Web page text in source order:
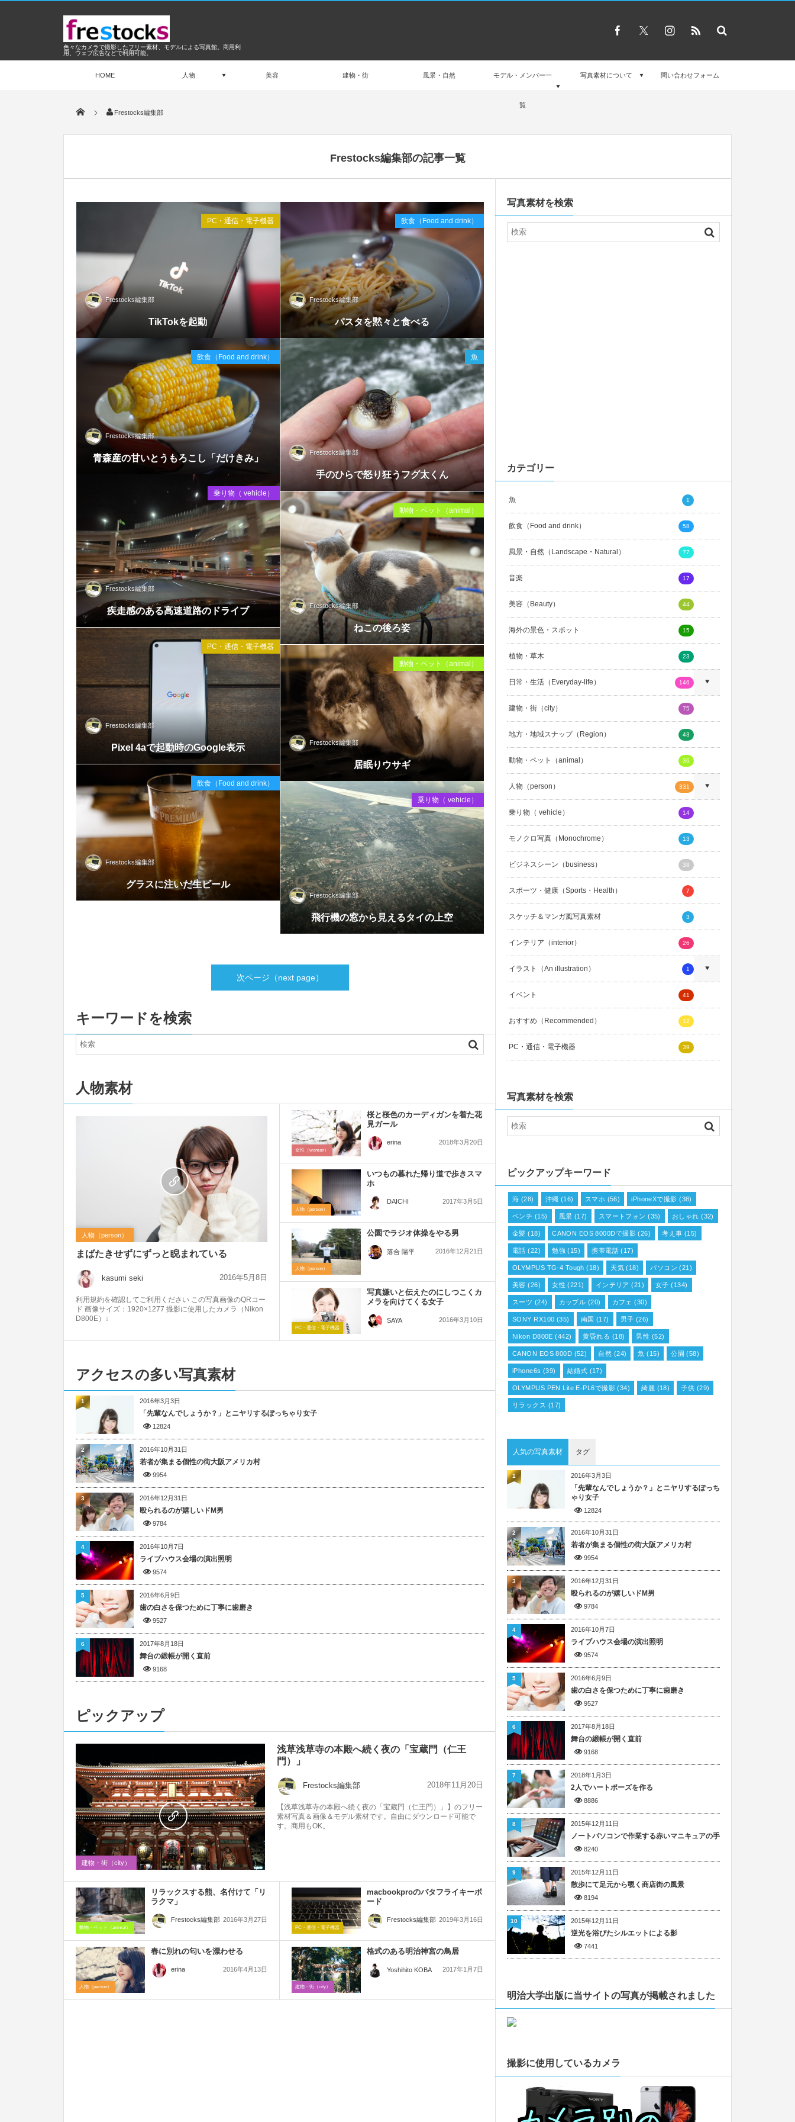
色々なカメラで撮影したフリー素材、モデルによる写真館。商用利
用、ウェブ広告などで利用可能。
HOME 人物 美容 建物・街 風景・自然 モデル・メンバー一
覧
写真素材について 問い合わせフォーム
Frestocks編集部
Frestocks編集部の記事一覧
Frestocks編集部
TikTokを起動
Feb
PC・通信・電子機器
Frestocks編集部
パスタを黙々と食べる
Oct
飲食（Food and drink）
Frestocks編集部
青森産の甘いとうもろこし「だけきみ」
飲食（Food and drink）
Frestocks編集部
手のひらで怒り狂うフグ太くん
Sep
2020
魚
Frestocks編集部
疾走感のある高速道路のドライブ
Sep
2020
乗り物（ vehicle）
Frestocks編集部
ねこの後ろ姿
Sep
2020
動物・ペット（animal）
Frestocks編集部
Pixel 4aで起動時のGoogle表示
Sep
2020
PC・通信・電子機器
Frestocks編集部
居眠りウサギ
Sep
2020
動物・ペット（animal）
Frestocks編集部
グラスに注いだ生ビール
Sep
2020
飲食（Food and drink）
Frestocks編集部
飛行機の窓から見えるタイの上空
Nov
2019
乗り物（ vehicle）
次ページ（next page）
キーワードを検索
人物素材
人物（person）
まばたきせずにずっと睨まれている
kasumi seki 2016年5月8日
利用規約を確認してご利用ください この写真画像のQRコー
ド 画像サイズ：1920×1277 撮影に使用したカメラ（Nikon
D800E）↓
女性（woman）
桜と桜色のカーディガンを着た花
見ガール
erina 2018年3月20日
人物（person）
いつもの暮れた帰り道で歩きスマ
ホ
DAICHI 2017年3月5日
人物（person）
公園でラジオ体操をやる男
落合 陽平 2016年12月21日
PC・通信・電子機器
写真嫌いと伝えたのにしつこくカ
メラを向けてくる女子
SAYA 2016年3月10日
アクセスの多い写真素材
2016年3月3日
「先輩なんでしょうか？」とニヤリするぽっちゃり女子
12824
1
2016年10月31日
若者が集まる個性の街大阪アメリカ村
9954
2
2016年12月31日
殴られるのが嬉しいドM男
9784
3
2016年10月7日
ライブハウス会場の演出照明
9574
4
2016年6月9日
歯の白さを保つために丁寧に歯磨き
9527
5
2017年8月18日
舞台の緞帳が開く直前
9168
6
ピックアップ
建物・街（city）
浅草浅草寺の本殿へ続く夜の「宝蔵門（仁王
門）」
Frestocks編集部 2018年11月20日
【浅草浅草寺の本殿へ続く夜の「宝蔵門（仁王門）」】のフリー
素材写真＆画像＆モデル素材です。自由にダウンロード可能で
す。商用もOK。
動物・ペット（animal）
リラックスする熊、名付けて「リ
ラクマ」
Frestocks編集部 2016年3月27日
PC・通信・電子機器
macbookproのバタフライキーボ
ード
Frestocks編集部 2019年3月16日
人物（person）
春に別れの匂いを漂わせる
erina 2016年4月13日
建物・街（city）
格式のある明治神宮の鳥居
Yoshihito KOBA 2017年1月7日
写真素材を検索
カテゴリー
魚 1
飲食（Food and drink） 58
風景・自然（Landscape・Natural） 77
音楽 17
美容（Beauty） 44
海外の景色・スポット 15
植物・草木 23
日常・生活（Everyday-life） 146
建物・街（city） 75
地方・地域スナップ（Region） 43
動物・ペット（animal） 36
人物（person） 331
乗り物（ vehicle） 14
モノクロ写真（Monochrome） 13
ビジネスシーン（business） 38
スポーツ・健康（Sports・Health） 7
スケッチ＆マンガ風写真素材 3
インテリア（interior） 26
イラスト（An illustration） 1
イベント 41
おすすめ（Recommended） 12
PC・通信・電子機器 39
写真素材を検索
ピックアップキーワード
海 (28) 沖縄 (16) スマホ (56) iPhoneXで撮影 (38)
ベンチ (15) 風景 (17) スマートフォン (35) おしゃれ (32)
金髪 (18) CANON EOS 8000Dで撮影 (26) 考え事 (15)
電話 (22) 勉強(15) 携帯電話(17)
OLYMPUS TG-4 Tough (18) 天気 (18) パソコン (21)
美容 (26) 女性 (221) インテリア (21) 女子 (134)
スーツ (24) カップル (20) カフェ (30)
SONY RX100 (35) 南国 (17) 男子 (26)
Nikon D800E (442) 黄昏れる (18) 男性 (52)
CANON EOS 800D (52) 自然 (24) 魚 (15) 公園 (58)
iPhone6s (39) 結婚式 (17)
OLYMPUS PEN Lite E-PL6で撮影 (34) 綺麗 (18) 子供 (29)
リラックス (17)
人気の写真素材 タグ
2016年3月3日
「先輩なんでしょうか？」とニヤリするぽっち
ゃり女子
12824
1
2016年10月31日
若者が集まる個性の街大阪アメリカ村
9954
2
2016年12月31日
殴られるのが嬉しいドM男
9784
3
2016年10月7日
ライブハウス会場の演出照明
9574
4
2016年6月9日
歯の白さを保つために丁寧に歯磨き
9527
5
2017年8月18日
舞台の緞帳が開く直前
9168
6
2018年1月3日
2人でハートポーズを作る
8886
7
2015年12月11日
ノートパソコンで作業する赤いマニキュアの手
8240
8
2015年12月11日
散歩にて足元から覗く商店街の風景
8194
9
2015年12月11日
逆光を浴びたシルエットによる影
7441
10
明治大学出版に当サイトの写真が掲載されました
撮影に使用しているカメラ